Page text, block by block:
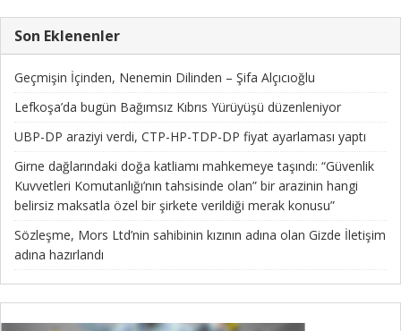
Son Eklenenler
Geçmişin İçinden, Nenemin Dilinden – Şifa Alçıcıoğlu
Lefkoşa’da bugün Bağımsız Kıbrıs Yürüyüşü düzenleniyor
UBP-DP araziyi verdi, CTP-HP-TDP-DP fiyat ayarlaması yaptı
Girne dağlarındaki doğa katliamı mahkemeye taşındı: “Güvenlik
Kuvvetleri Komutanlığı’nın tahsisinde olan” bir arazinin hangi
belirsiz maksatla özel bir şirkete verildiği merak konusu”
Sözleşme, Mors Ltd’nin sahibinin kızının adına olan Gizde İletişim
adına hazırlandı